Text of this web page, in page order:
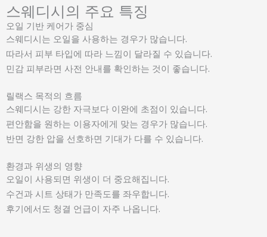
스웨디시의 주요 특징
오일 기반 케어가 중심
스웨디시는 오일을 사용하는 경우가 많습니다.
따라서 피부 타입에 따라 느낌이 달라질 수 있습니다.
민감 피부라면 사전 안내를 확인하는 것이 좋습니다.
릴랙스 목적의 흐름
스웨디시는 강한 자극보다 이완에 초점이 있습니다.
편안함을 원하는 이용자에게 맞는 경우가 많습니다.
반면 강한 압을 선호하면 기대가 다를 수 있습니다.
환경과 위생의 영향
오일이 사용되면 위생이 더 중요해집니다.
수건과 시트 상태가 만족도를 좌우합니다.
후기에서도 청결 언급이 자주 나옵니다.